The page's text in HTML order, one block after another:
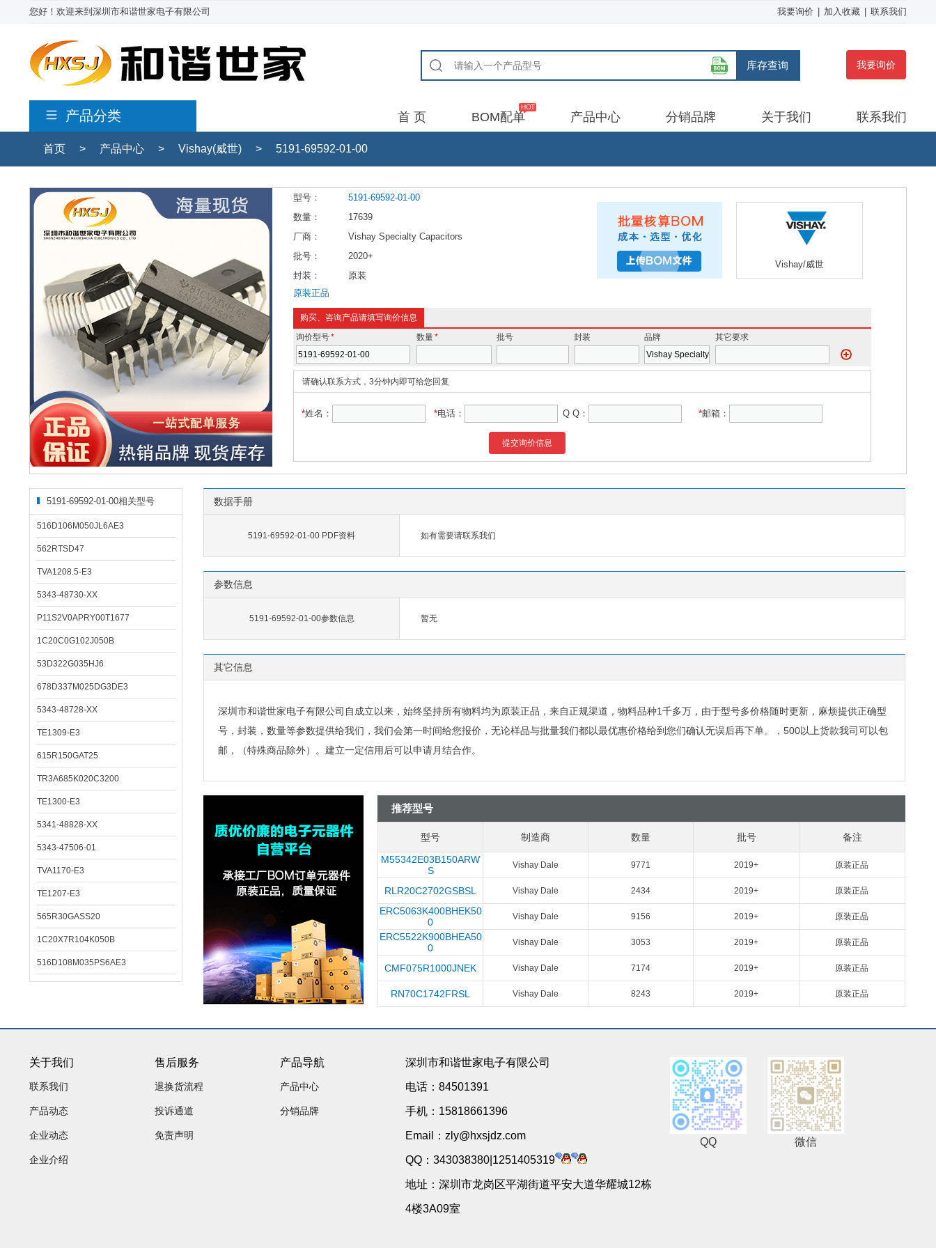
您好！欢迎来到深圳市和谐世家电子有限公司 我要询价 加入收藏 联系我们
库存查询 我要询价
产品分类 首 页 BOM配单 产品中心 分销品牌 关于我们 联系我们
首页 > 产品中心 > Vishay(威世) > 5191-69592-01-00
型号：
5191-69592-01-00
数量：
17639
厂商：
Vishay Specialty Capacitors
批号：
2020+
封装：
原装
原装正品
Vishay/威世
购买、咨询产品请填写询价信息
询价型号* 数量* 批号 封装 品牌 其它要求
请确认联系方式，3分钟内即可给您回复
*姓名： *电话： Q Q： *邮箱：
提交询价信息
5191-69592-01-00相关型号
516D106M050JL6AE3
562RTSD47
TVA1208.5-E3
5343-48730-XX
P11S2V0APRY00T1677
1C20C0G102J050B
53D322G035HJ6
678D337M025DG3DE3
5343-48728-XX
TE1309-E3
615R150GAT25
TR3A685K020C3200
TE1300-E3
5341-48828-XX
5343-47506-01
TVA1170-E3
TE1207-E3
565R30GASS20
1C20X7R104K050B
516D108M035PS6AE3
数据手册
5191-69592-01-00 PDF资料 如有需要请联系我们
参数信息
5191-69592-01-00参数信息 暂无
其它信息
深圳市和谐世家电子有限公司自成立以来，始终坚持所有物料均为原装正品，来自正规渠道，物料品种1千多万，由于型号多价格随时更新，麻烦提供正确型
号，封装，数量等参数提供给我们，我们会第一时间给您报价，无论样品与批量我们都以最优惠价格给到您们确认无误后再下单。， 500以上货款我司可以包
邮，（特殊商品除外）。建立一定信用后可以申请月结合作。
推荐型号
型号 制造商 数量 批号
备注
M55342E03B150ARW
S
Vishay Dale 9771 2019+ 原装正品
RLR20C2702GSBSL Vishay Dale 2434 2019+ 原装正品
ERC5063K400BHEK50
0
Vishay Dale 9156 2019+ 原装正品
ERC5522K900BHEA50
0
Vishay Dale 3053 2019+ 原装正品
CMF075R1000JNEK Vishay Dale 7174 2019+ 原装正品
RN70C1742FRSL Vishay Dale 8243 2019+ 原装正品
关于我们
联系我们
产品动态
企业动态
企业介绍
售后服务
退换货流程
投诉通道
免责声明
产品导航
产品中心
分销品牌
深圳市和谐世家电子有限公司
电话：84501391
手机：15818661396
Email：zly@hxsjdz.com
QQ：343038380|1251405319
地址：深圳市龙岗区平湖街道平安大道华耀城12栋
4楼3A09室
QQ 微信